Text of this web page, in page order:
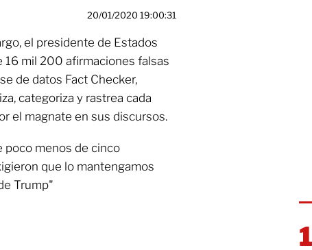
20/01/2020 19:00:31
el presidente de Estados
16 mil 200 afirmaciones falsas
de datos Fact Checker,
categoriza y rastrea cada
el magnate en sus discursos.
poco menos de cinco
que lo mantengamos
Trump"